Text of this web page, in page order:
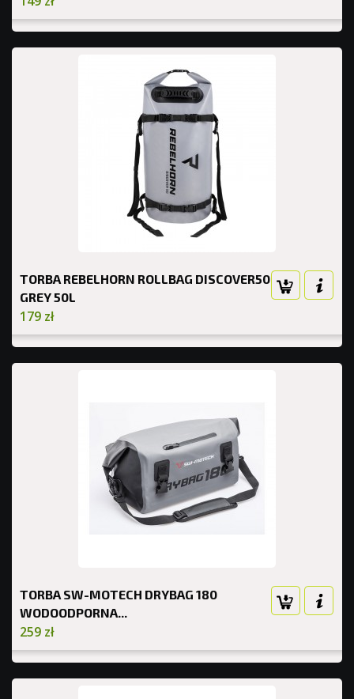
TORBA REBELHORN ROLLBAG DISCOVER50
GREY 50L
179 zł
TORBA SW-MOTECH DRYBAG 180
WODOODPORNA...
259 zł